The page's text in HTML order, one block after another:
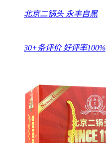
北京二锅头 永丰自黑
30+条评价 好评率100%